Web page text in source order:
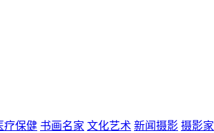
疗保健 书画名家 文化艺术 新闻摄影 摄影家